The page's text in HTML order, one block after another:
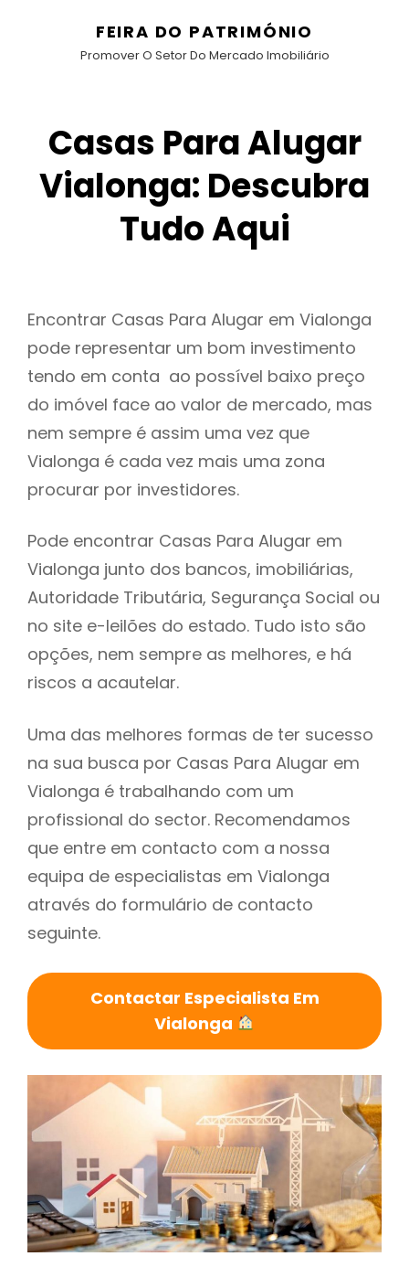
FEIRA DO PATRIMÓNIO
Promover O Setor Do Mercado Imobiliário
Casas Para Alugar
Vialonga: Descubra
Tudo Aqui
Encontrar Casas Para Alugar em Vialonga
pode representar um bom investimento
tendo em conta ao possível baixo preço
do imóvel face ao valor de mercado, mas
nem sempre é assim uma vez que
Vialonga é cada vez mais uma zona
procurar por investidores.
Pode encontrar Casas Para Alugar em
Vialonga junto dos bancos, imobiliárias,
Autoridade Tributária, Segurança Social ou
no site e-leilões do estado. Tudo isto são
opções, nem sempre as melhores, e há
riscos a acautelar.
Uma das melhores formas de ter sucesso
na sua busca por Casas Para Alugar em
Vialonga é trabalhando com um
profissional do sector. Recomendamos
que entre em contacto com a nossa
equipa de especialistas em Vialonga
através do formulário de contacto
seguinte.
Contactar Especialista Em
Vialonga